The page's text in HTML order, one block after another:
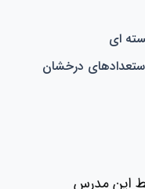
ای
درخشان
این مدرس